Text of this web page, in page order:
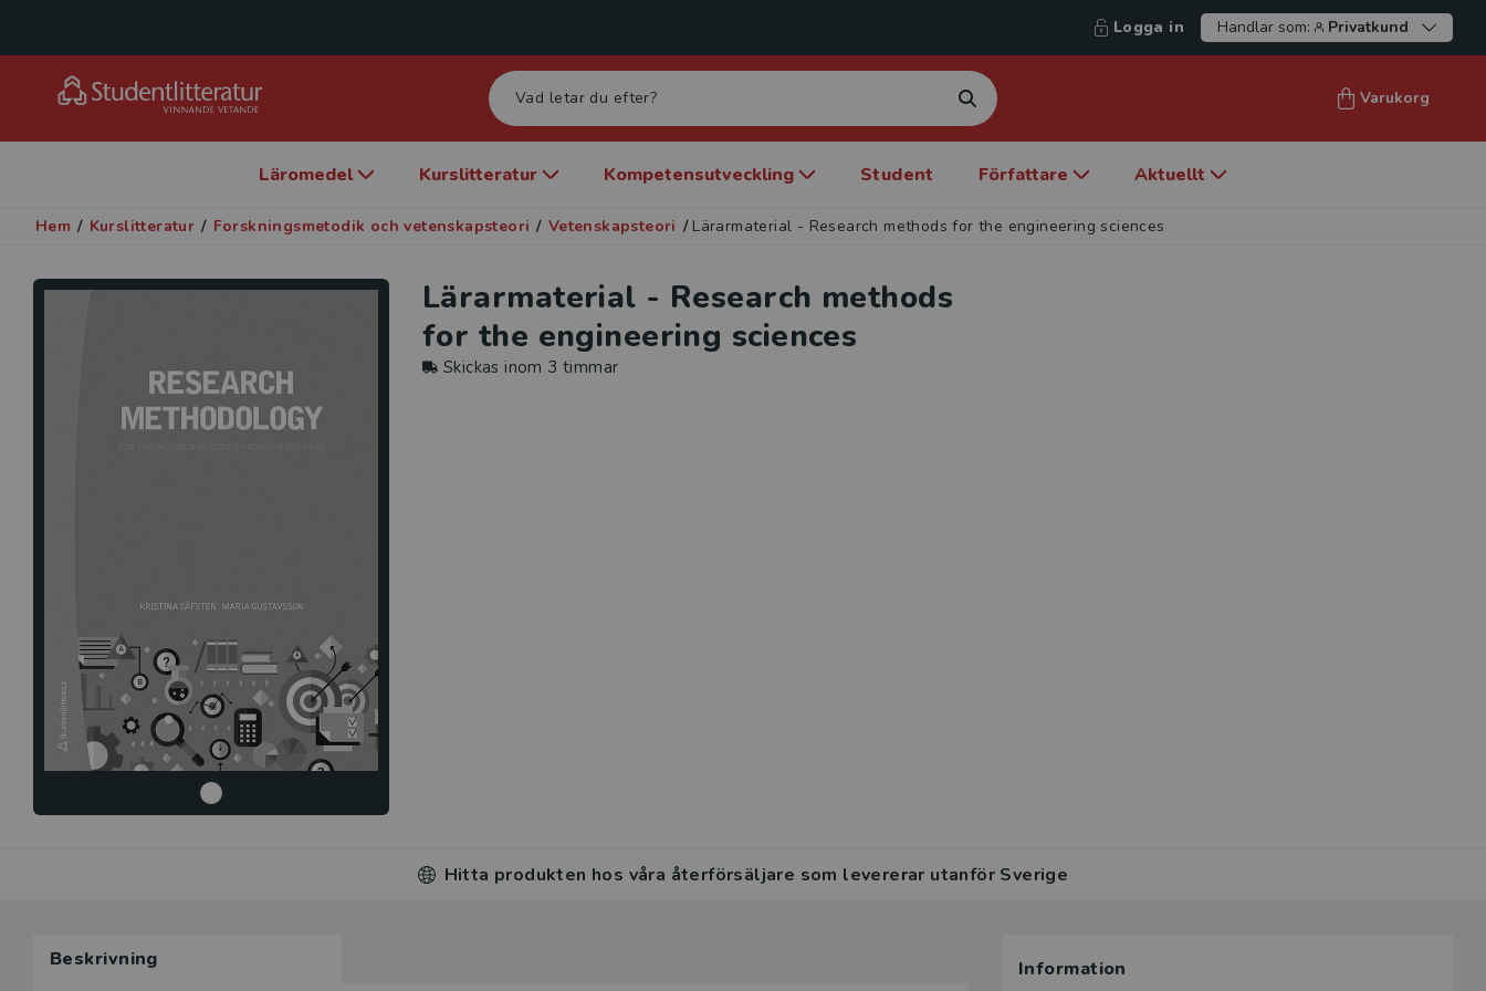
Logga in Handlar som: Privatkund
Varukorg
Läromedel Kurslitteratur Kompetensutveckling Student Författare Aktuellt
Hem / Kurslitteratur / Forskningsmetodik och vetenskapsteori / Vetenskapsteori / Lärarmaterial - Research methods for the engineering sciences
Lärarmaterial - Research methods
for the engineering sciences
Skickas inom 3 timmar
Hitta produkten hos våra återförsäljare som levererar utanför Sverige
Beskrivning Information